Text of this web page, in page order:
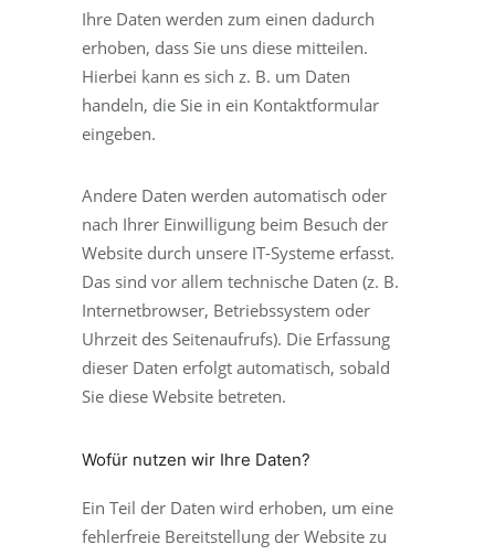
Ihre Daten werden zum einen dadurch
erhoben, dass Sie uns diese mitteilen.
Hierbei kann es sich z. B. um Daten
handeln, die Sie in ein Kontaktformular
eingeben.
Andere Daten werden automatisch oder
nach Ihrer Einwilligung beim Besuch der
Website durch unsere IT-Systeme erfasst.
Das sind vor allem technische Daten (z. B.
Internetbrowser, Betriebssystem oder
Uhrzeit des Seitenaufrufs). Die Erfassung
dieser Daten erfolgt automatisch, sobald
Sie diese Website betreten.
Wofür nutzen wir Ihre Daten?
Ein Teil der Daten wird erhoben, um eine
fehlerfreie Bereitstellung der Website zu